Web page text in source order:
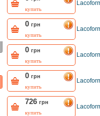
купить
0 грн
купить
0 грн
купить
0 грн
купить
726 грн
купить